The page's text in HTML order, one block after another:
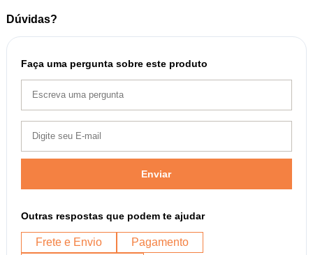
Dúvidas?
Faça uma pergunta sobre este produto
Enviar
Outras respostas que podem te ajudar
Frete e Envio
Pagamento